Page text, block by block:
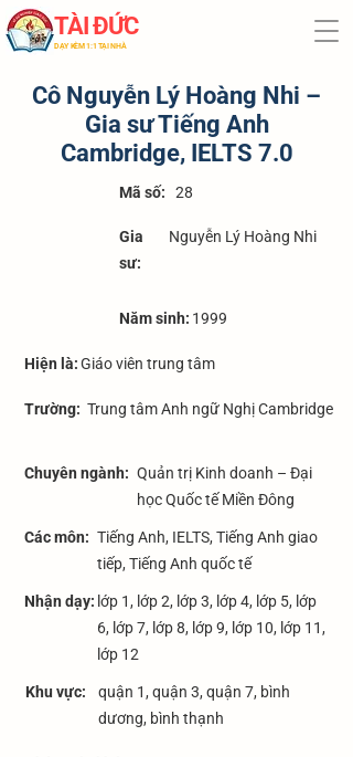
TÀI ĐỨC
​DẠY KÈM 1:1 TẠI NHÀ
Cô Nguyễn Lý Hoàng Nhi –
Gia sư Tiếng Anh
Cambridge, IELTS 7.0
​Mã số: 28
Gia
sư:
Nguyễn Lý Hoàng Nhi
Năm sinh: 1999
Hiện là:Giáo viên trung tâm
Trường: Trung tâm Anh ngữ Nghị Cambridge
Chuyên ngành: Quản trị Kinh doanh – Đại
học Quốc tế Miền Đông
Các môn: Tiếng Anh, IELTS, Tiếng Anh giao
tiếp, Tiếng Anh quốc tế
Nhận dạy: lớp 1, lớp 2, lớp 3, lớp 4, lớp 5, lớp
6, lớp 7, lớp 8, lớp 9, lớp 10, lớp 11,
lớp 12
Khu vực:
quận 1, quận 3, quận 7, bình
dương, bình thạnh